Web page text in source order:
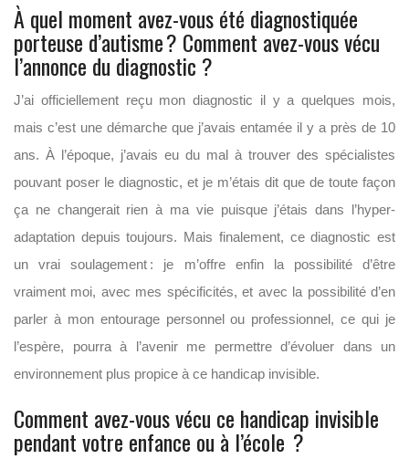
À quel moment avez-vous été diagnostiquée
porteuse d’autisme ? Comment avez-vous vécu
l’annonce du diagnostic ?
J’ai officiellement reçu mon diagnostic il y a quelques mois,
mais c’est une démarche que j’avais entamée il y a près de 10
ans. À l’époque, j’avais eu du mal à trouver des spécialistes
pouvant poser le diagnostic, et je m’étais dit que de toute façon
ça ne changerait rien à ma vie puisque j’étais dans l’hyper-
adaptation depuis toujours. Mais finalement, ce diagnostic est
un vrai soulagement : je m’offre enfin la possibilité d’être
vraiment moi, avec mes spécificités, et avec la possibilité d’en
parler à mon entourage personnel ou professionnel, ce qui je
l’espère, pourra à l’avenir me permettre d’évoluer dans un
environnement plus propice à ce handicap invisible.
Comment avez-vous vécu ce handicap invisible
pendant votre enfance ou à l’école ?